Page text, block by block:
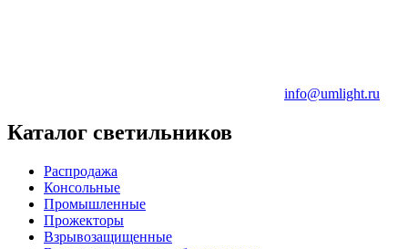
info@umlight.ru
Каталог светильников
Распродажа
Консольные
Промышленные
Прожекторы
Взрывозащищенные